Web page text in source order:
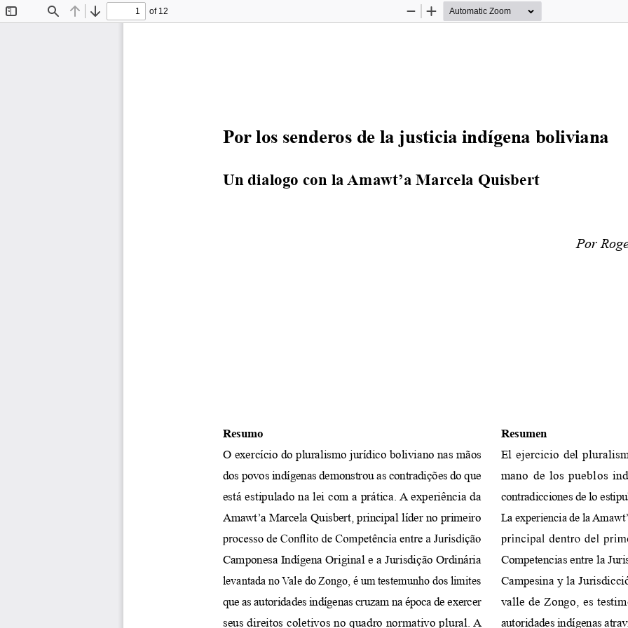
Find Previous
Next
of 12
Zoom
Zoom
Por los senderos de la justicia indígena boliviana
Un dialogo con la Amawt’a Marcela Quisbert
Por
Resumo
O exercício do pluralismo jurídico boliviano nas mãos
dos povos indígenas demonstrou as contradições do que
está estipulado na lei com a prática. A experiência da
Amawt’a Marcela Quisbert, principal líder no primeiro
Camponesa Indígena Original e a Jurisdição Ordinária
levantada no Vale do Zongo, é um testemunho dos limites
que as autoridades indígenas cruzam na época de exercer
seus direitos coletivos no quadro normativo plural. A
Resumen
El ejercicio del
mano de los pueblos
contradicciones de lo
La experiencia de la
Competencias entre la
Campesina y la
valle de Zongo, es
autoridades indígenas